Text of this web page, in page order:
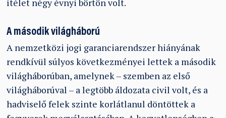
ítélet négy évnyi börtön volt.
A második világháború
A nemzetközi jogi garanciarendszer hiányának
rendkívül súlyos következményei lettek a második
világháborúban, amelynek – szemben az első
világháborúval – a legtöbb áldozata civil volt, és a
hadviselő felek szinte korlátlanul döntöttek a